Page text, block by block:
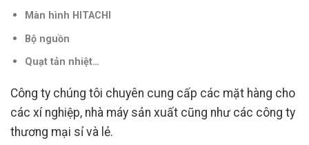
Màn hình HITACHI
Bộ nguồn
Quạt tản nhiệt…
Công ty chúng tôi chuyên cung cấp các mặt hàng cho
các xí nghiệp, nhà máy sản xuất cũng như các công ty
thương mại sỉ và lẻ.